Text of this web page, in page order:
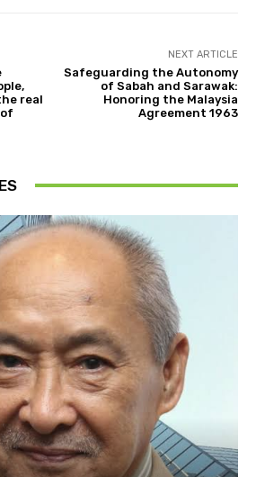
real
NEXT ARTICLE
Safeguarding the Autonomy
of Sabah and Sarawak:
Honoring the Malaysia
Agreement 1963